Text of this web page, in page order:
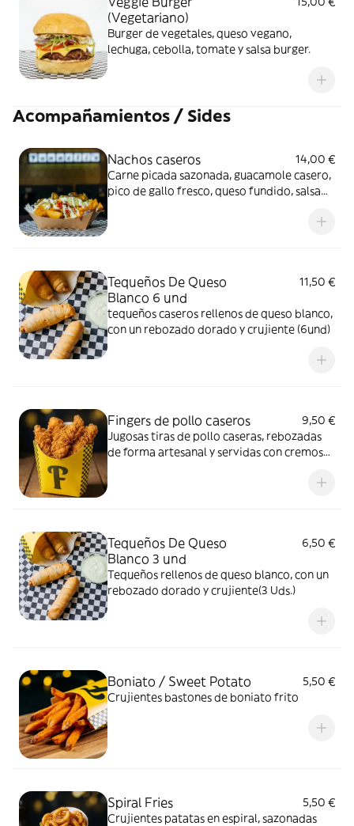
(Vegetariano)
Burger de vegetales, queso vegano,
lechuga, cebolla, tomate y salsa burger.
Acompañamientos / Sides
Nachos caseros
14,00 €
Carne picada sazonada, guacamole casero,
pico de gallo fresco, queso fundido, salsa
nuestros acompañamientos y salsas son de
Tequeños De Queso
Blanco 6 und
11,50 €
tequeños caseros rellenos de queso blanco,
con un rebozado dorado y crujiente (6und)
Fingers de pollo caseros
9,50 €
Jugosas tiras de pollo caseras, rebozadas
de forma artesanal y servidas con cremosa
Tequeños De Queso
Blanco 3 und
6,50 €
Tequeños rellenos de queso blanco, con un
rebozado dorado y crujiente(3 Uds.)
Boniato / Sweet Potato
5,50 €
Crujientes bastones de boniato frito
Spiral Fries
5,50 €
Crujientes patatas en espiral, sazonadas